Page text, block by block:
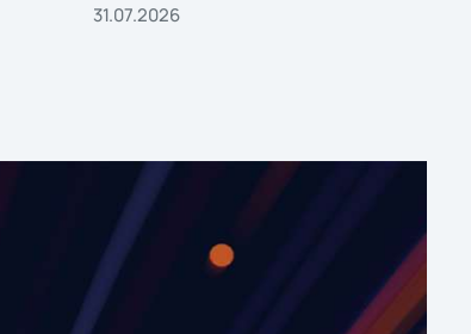
31.07.2026